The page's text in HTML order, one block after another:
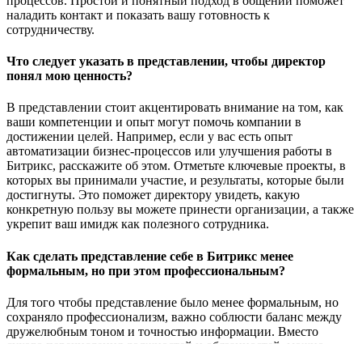
наладить контакт и показать вашу готовность к
сотрудничеству.
Что следует указать в представлении, чтобы директор
понял мою ценность?
В представлении стоит акцентировать внимание на том, как
ваши компетенции и опыт могут помочь компании в
достижении целей. Например, если у вас есть опыт
автоматизации бизнес-процессов или улучшения работы в
Битрикс, расскажите об этом. Отметьте ключевые проекты, в
которых вы принимали участие, и результаты, которые были
достигнуты. Это поможет директору увидеть, какую
конкретную пользу вы можете принести организации, а также
укрепит ваш имидж как полезного сотрудника.
Как сделать представление себе в Битрикс менее
формальным, но при этом профессиональным?
Для того чтобы представление было менее формальным, но
сохраняло профессионализм, важно соблюсти баланс между
дружелюбным тоном и точностью информации. Вместо